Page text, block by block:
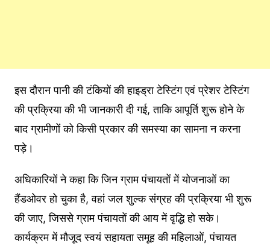
इस दौरान पानी की टंकियों की हाइड्रा टेस्टिंग एवं प्रेशर टेस्टिंग
की प्रक्रिया की भी जानकारी दी गई, ताकि आपूर्ति शुरू होने के
बाद ग्रामीणों को किसी प्रकार की समस्या का सामना न करना
पड़े।
अधिकारियों ने कहा कि जिन ग्राम पंचायतों में योजनाओं का
हैंडओवर हो चुका है, वहां जल शुल्क संग्रह की प्रक्रिया भी शुरू
की जाए, जिससे ग्राम पंचायतों की आय में वृद्धि हो सके।
कार्यक्रम में मौजूद स्वयं सहायता समूह की महिलाओं, पंचायत